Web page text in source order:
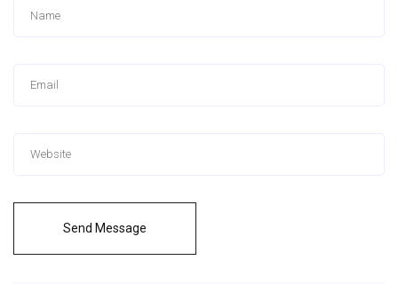
Send Message